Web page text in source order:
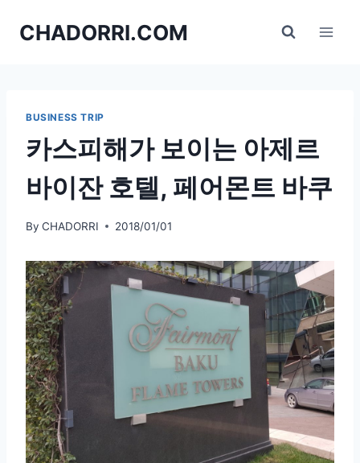
CHADORRI.COM
BUSINESS TRIP
카스피해가 보이는 아제르
바이잔 호텔, 페어몬트 바쿠
By CHADORRI 2018/01/01